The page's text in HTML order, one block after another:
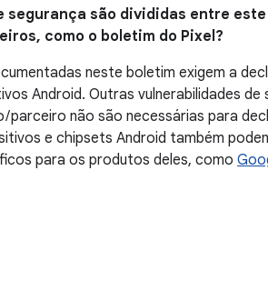
segurança são divididas entre
como o boletim do Pixel?
neste boletim exigem a
Android. Outras vulnerabilidades
parceiro não são necessárias para
e chipsets Android também
para os produtos deles, como